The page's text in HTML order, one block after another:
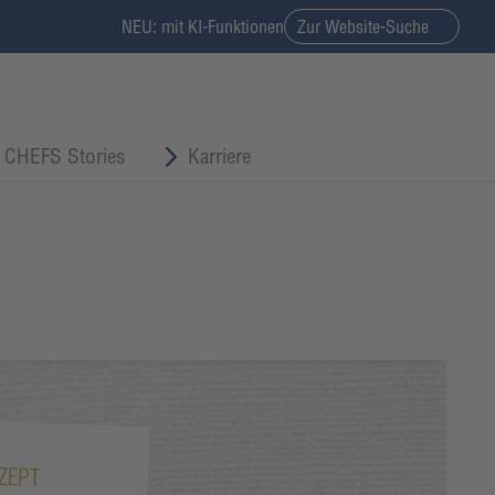
NEU: mit KI-Funktionen Zur Website-Suche
CHEFS Stories Karriere